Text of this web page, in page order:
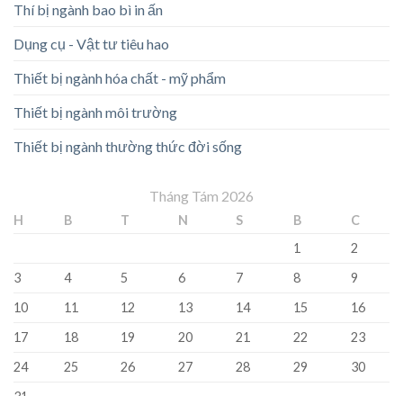
Thí bị ngành bao bì in ấn
Dụng cụ - Vật tư tiêu hao
Thiết bị ngành hóa chất - mỹ phẩm
Thiết bị ngành môi trường
Thiết bị ngành thường thức đời sống
Tháng Tám 2026
H B T N S B
C
1
2
3
4 5 6 7 8
9
10
11 12 13 14 15
16
17
18 19 20 21 22
23
24
25 26 27 28 29
30